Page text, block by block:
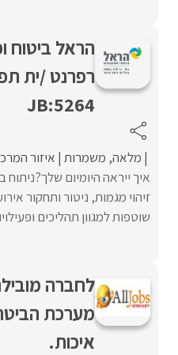
הראל ביטוח
רפרנט /ית
JB:5264
מלאה משמרות איזור
איך ייראה היומיום
זיהוי מגמות, ניטור ותחקור
שוטפות למגוון תהליכים
לחברה
מערכת
איכות.